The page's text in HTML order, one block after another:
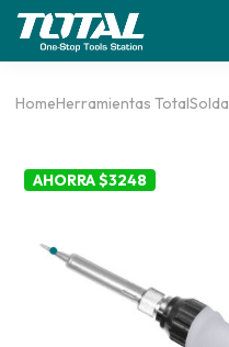
HomeHerramientas Total
AHORRA $3248